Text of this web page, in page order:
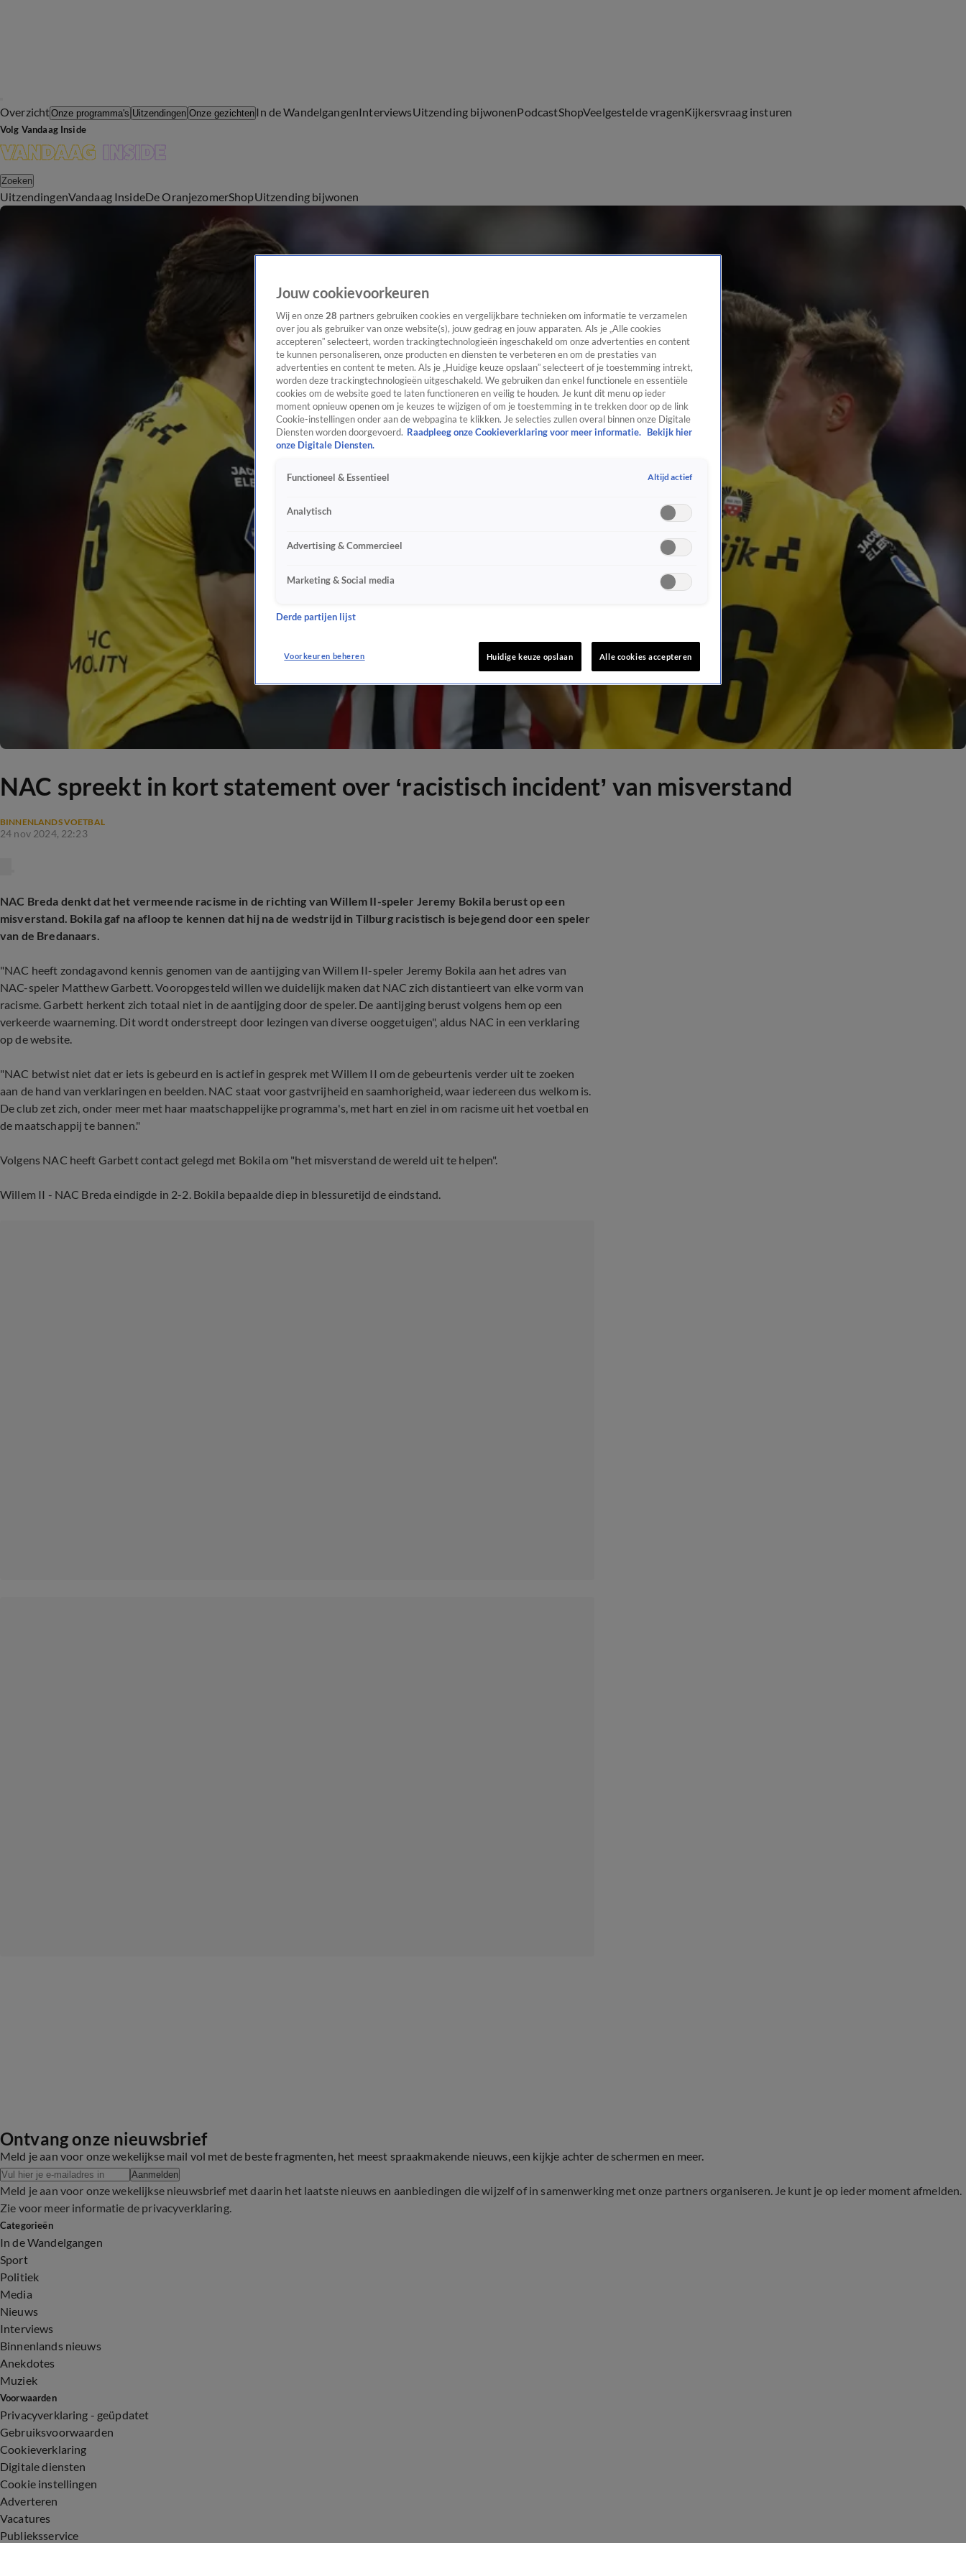
OverzichtOnze programma's Uitzendingen Onze gezichten In de WandelgangenInterviewsUitzending bijwonenPodcastShopVeelgestelde vragenKijkersvraag insturen
Volg Vandaag Inside
Zoeken
UitzendingenVandaag InsideDe OranjezomerShopUitzending bijwonen
NAC spreekt in kort statement over ‘racistisch incident’ van misverstand
BINNENLANDS VOETBAL
24 nov 2024, 22:23
NAC Breda denkt dat het vermeende racisme in de richting van Willem II-speler Jeremy Bokila berust op een
misverstand. Bokila gaf na afloop te kennen dat hij na de wedstrijd in Tilburg racistisch is bejegend door een speler
van de Bredanaars.
"NAC heeft zondagavond kennis genomen van de aantijging van Willem II-speler Jeremy Bokila aan het adres van
NAC-speler Matthew Garbett. Vooropgesteld willen we duidelijk maken dat NAC zich distantieert van elke vorm van
racisme. Garbett herkent zich totaal niet in de aantijging door de speler. De aantijging berust volgens hem op een
verkeerde waarneming. Dit wordt onderstreept door lezingen van diverse ooggetuigen", aldus NAC in een verklaring
op de website.
"NAC betwist niet dat er iets is gebeurd en is actief in gesprek met Willem II om de gebeurtenis verder uit te zoeken
aan de hand van verklaringen en beelden. NAC staat voor gastvrijheid en saamhorigheid, waar iedereen dus welkom is.
De club zet zich, onder meer met haar maatschappelijke programma's, met hart en ziel in om racisme uit het voetbal en
de maatschappij te bannen."
Volgens NAC heeft Garbett contact gelegd met Bokila om "het misverstand de wereld uit te helpen".
Willem II - NAC Breda eindigde in 2-2. Bokila bepaalde diep in blessuretijd de eindstand.
Ontvang onze nieuwsbrief
Meld je aan voor onze wekelijkse mail vol met de beste fragmenten, het meest spraakmakende nieuws, een kijkje achter de schermen en meer.
Aanmelden
Meld je aan voor onze wekelijkse nieuwsbrief met daarin het laatste nieuws en aanbiedingen die wijzelf of in samenwerking met onze partners organiseren. Je kunt je op ieder moment afmelden.
Zie voor meer informatie de privacyverklaring.
Categorieën
In de Wandelgangen
Sport
Politiek
Media
Nieuws
Interviews
Binnenlands nieuws
Anekdotes
Muziek
Voorwaarden
Privacyverklaring - geüpdatet
Gebruiksvoorwaarden
Cookieverklaring
Digitale diensten
Cookie instellingen
Adverteren
Vacatures
Publieksservice
Jouw cookievoorkeuren
Wij en onze 28 partners gebruiken cookies en vergelijkbare technieken om informatie te verzamelen
over jou als gebruiker van onze website(s), jouw gedrag en jouw apparaten. Als je „Alle cookies
accepteren” selecteert, worden trackingtechnologieën ingeschakeld om onze advertenties en content
te kunnen personaliseren, onze producten en diensten te verbeteren en om de prestaties van
advertenties en content te meten. Als je „Huidige keuze opslaan” selecteert of je toestemming intrekt,
worden deze trackingtechnologieën uitgeschakeld. We gebruiken dan enkel functionele en essentiële
cookies om de website goed te laten functioneren en veilig te houden. Je kunt dit menu op ieder
moment opnieuw openen om je keuzes te wijzigen of om je toestemming in te trekken door op de link
Cookie-instellingen onder aan de webpagina te klikken. Je selecties zullen overal binnen onze Digitale
Diensten worden doorgevoerd. Raadpleeg onze Cookieverklaring voor meer informatie.
Bekijk hier
onze Digitale Diensten.
Functioneel & Essentieel Altijd actief
Analytisch
Advertising & Commercieel
Marketing & Social media
Derde partijen lijst
Voorkeuren beheren Huidige keuze opslaan Alle cookies accepteren